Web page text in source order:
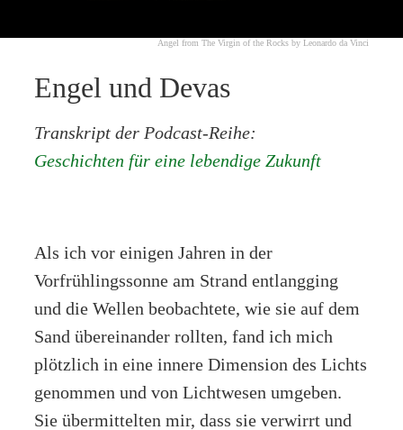
Angel from The Virgin of the Rocks by Leonardo da Vinci
Engel und Devas
Transkript der Podcast-Reihe:
Geschichten für eine lebendige Zukunft
Als ich vor einigen Jahren in der
Vorfrühlingssonne am Strand entlangging
und die Wellen beobachtete, wie sie auf dem
Sand übereinander rollten, fand ich mich
plötzlich in eine innere Dimension des Lichts
genommen und von Lichtwesen umgeben.
Sie übermittelten mir, dass sie verwirrt und